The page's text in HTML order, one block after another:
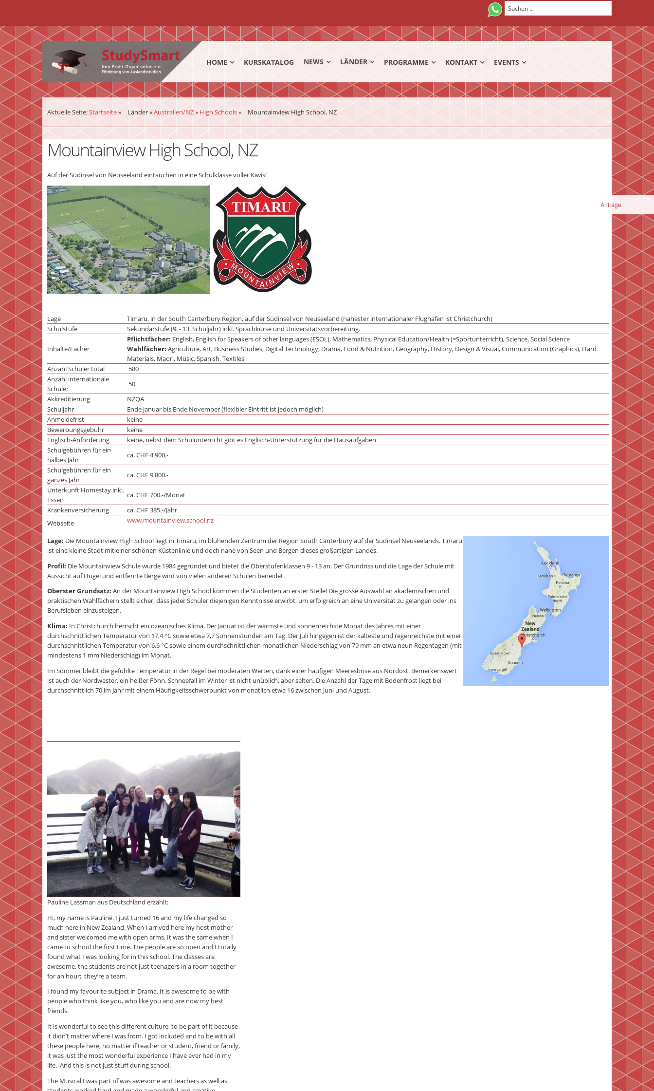
HOME KURSKATALOG NEWS LÄNDER PROGRAMME KONTAKT EVENTS
Anfrage
Aktuelle Seite:Startseite» Länder»Australien/NZ» High Schools» Mountainview High School, NZ
Mountainview High School, NZ
Auf der Südinsel von Neuseeland eintauchen in eine Schulklasse voller Kiwis!
Lage
Timaru, in der South Canterbury Region, auf der Südinsel von Neuseeland (nahester internationaler Flughafen ist Christchurch)
Schulstufe
Sekundarstufe (9. - 13. Schuljahr) inkl. Sprachkurse und Universitätsvorbereitung.
Inhalte/Fächer
Pflichtfächer: English, English for Speakers of other languages (ESOL), Mathematics, Physical Education/Health (=Sportunterricht), Science, Social Science
Wahlfächer: Agriculture, Art, Business Studies, Digital Technology, Drama, Food & Nutrition, Geography, History, Design & Visual, Communication (Graphics), Hard
Materials, Maori, Music, Spanish, Textiles
Anzahl Schüler total
580
Anzahl internationale
Schüler
50
Akkreditierung
NZQA
Schuljahr
Ende Januar bis Ende November (flexibler Eintritt ist jedoch möglich)
Anmeldefrist
keine
Bewerbungsgebühr
keine
Englisch-Anforderung
keine, nebst dem Schulunterricht gibt es Englisch-Unterstützung für die Hausaufgaben
Schulgebühren für ein
halbes Jahr
ca. CHF 4'900.-
Schulgebühren für ein
ganzes Jahr
ca. CHF 9'800.-
Unterkunft Homestay inkl.
Essen
ca. CHF 700.-/Monat
Krankenversicherung
ca. CHF 385.-/Jahr
Webseite
www.mountainview.school.nz
Lage: Die Mountainview High School liegt in Timaru, im blühenden Zentrum der Region South Canterbury auf der Südinsel Neuseelands. Timaru
ist eine kleine Stadt mit einer schönen Küstenlinie und doch nahe von Seen und Bergen dieses großartigen Landes.
Profil: Die Mountainview Schule wurde 1984 gegründet und bietet die Oberstufenklassen 9 - 13 an. Der Grundriss und die Lage der Schule mit
Aussicht auf Hügel und entfernte Berge wird von vielen anderen Schulen beneidet.
Oberster Grundsatz: An der Mountainview High School kommen die Studenten an erster Stelle! Die grosse Auswahl an akademischen und
praktischen Wahlfächern stellt sicher, dass jeder Schüler diejenigen Kenntnisse erwirbt, um erfolgreich an eine Universität zu gelangen oder ins
Berufsleben einzusteigen.
Klima: In Christchurch herrscht ein ozeanisches Klima. Der Januar ist der wärmste und sonnenreichste Monat des Jahres mit einer
durchschnittlichen Temperatur von 17,4 °C sowie etwa 7,7 Sonnenstunden am Tag. Der Juli hingegen ist der kälteste und regenreichste mit einer
durchschnittlichen Temperatur von 6,6 °C sowie einem durchschnittlichen monatlichen Niederschlag von 79 mm an etwa neun Regentagen (mit
mindestens 1 mm Niederschlag) im Monat.
Im Sommer bleibt die gefühlte Temperatur in der Regel bei moderaten Werten, dank einer häufigen Meeresbrise aus Nordost. Bemerkenswert
ist auch der Nordwester, ein heißer Föhn. Schneefall im Winter ist nicht unüblich, aber selten. Die Anzahl der Tage mit Bodenfrost liegt bei
durchschnittlich 70 im Jahr mit einem Häufigkeitsschwerpunkt von monatlich etwa 16 zwischen Juni und August.
Pauline Lassman aus Deutschland erzählt:
Hi, my name is Pauline. I just turned 16 and my life changed so
much here in New Zealand. When I arrived here my host mother
and sister welcomed me with open arms. It was the same when I
came to school the first time. The people are so open and I totally
found what I was looking for in this school. The classes are
awesome, the students are not just teenagers in a room together
for an hour; they’re a team.
I found my favourite subject in Drama. It is awesome to be with
people who think like you, who like you and are now my best
friends.
It is wonderful to see this different culture, to be part of it because
it didn’t matter where I was from. I got included and to be with all
these people here, no matter if teacher or student, friend or family,
it was just the most wonderful experience I have ever had in my
life. And this is not just stuff during school.
The Musical I was part of was awesome and teachers as well as